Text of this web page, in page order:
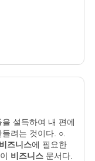
설득하여 내 편에
려는 것이다. ○.
비즈니스에 필요한
비즈니스 문서다.